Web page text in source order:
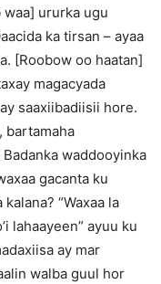
waa] ururka ugu
ka tirsan – ayaa
[Roobow oo haatan]
magacyada
saaxiibadiisii hore.
bartamaha
Badanka waddooyinka
gacanta ku
“Waxaa la
lahaayeen” ayuu ku
ay mar
walba guul hor